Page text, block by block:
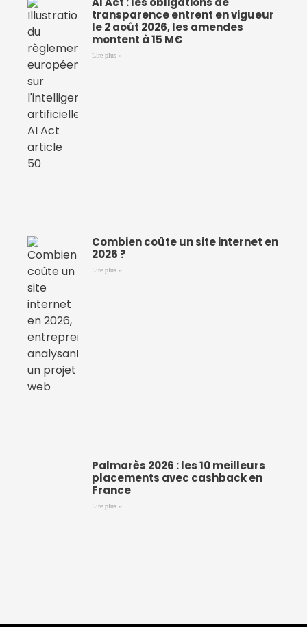
transparence entrent en vigueur
le 2 août 2026, les amendes
montent à 15 M€
Lire plus »
Combien coûte un site internet en
2026 ?
Lire plus »
Palmarès 2026 : les 10 meilleurs
placements avec cashback en
France
Lire plus »